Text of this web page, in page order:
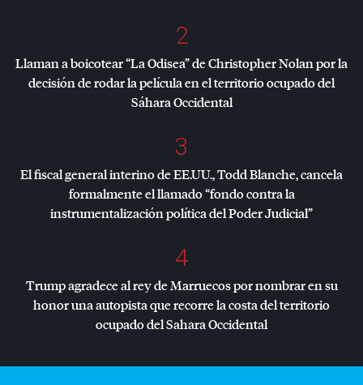
2
Llaman a boicotear “La Odisea” de Christopher Nolan por la
decisión de rodar la película en el territorio ocupado del
Sáhara Occidental
3
El fiscal general interino de EE.UU., Todd Blanche, cancela
formalmente el llamado “fondo contra la
instrumentalización política del Poder Judicial”
4
Trump agradece al rey de Marruecos por nombrar en su
honor una autopista que recorre la costa del territorio
ocupado del Sahara Occidental